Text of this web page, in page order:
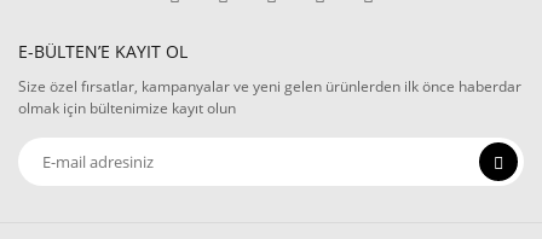
E-BÜLTEN’E KAYIT OL
Size özel fırsatlar, kampanyalar ve yeni gelen ürünlerden ilk önce haberdar
olmak için bültenimize kayıt olun